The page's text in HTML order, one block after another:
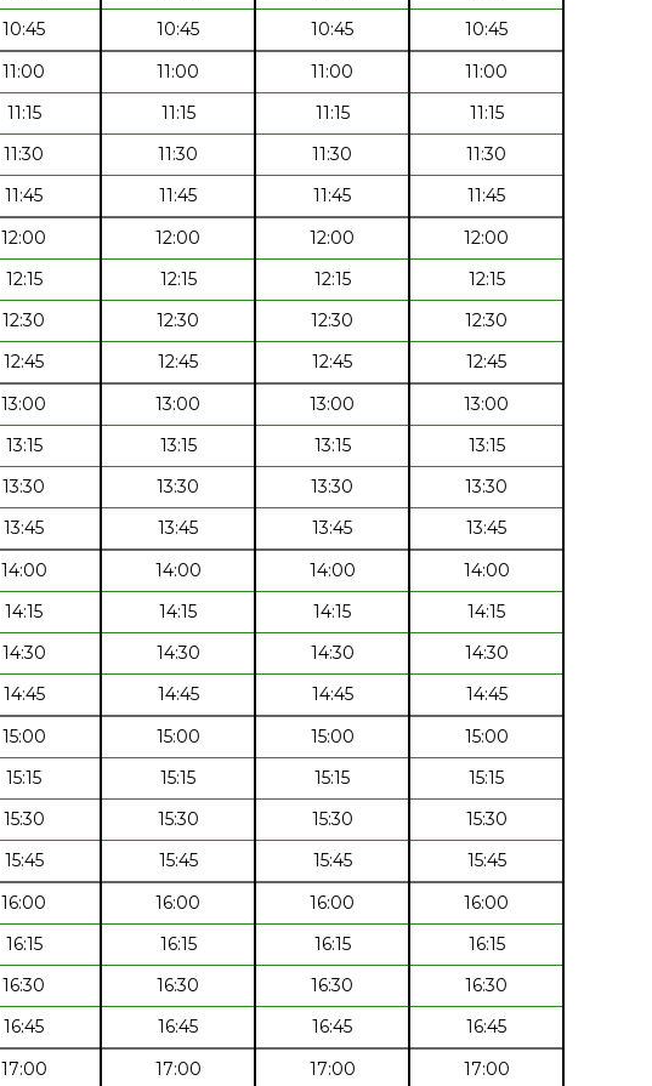
10:45 10:45 10:45
10:45
11:00 11:00 11:00
11:00
11:15 11:15 11:15
11:15
11:30 11:30 11:30
11:30
11:45 11:45 11:45
11:45
12:00 12:00 12:00
12:00
12:15 12:15 12:15
12:15
12:30 12:30 12:30
12:30
12:45 12:45 12:45
12:45
13:00 13:00 13:00
13:00
13:15 13:15 13:15
13:15
13:30 13:30 13:30
13:30
13:45 13:45 13:45
13:45
14:00 14:00 14:00
14:00
14:15 14:15 14:15
14:15
14:30 14:30 14:30
14:30
14:45 14:45 14:45
14:45
15:00 15:00 15:00
15:00
15:15 15:15 15:15
15:15
15:30 15:30 15:30
15:30
15:45 15:45 15:45
15:45
16:00 16:00 16:00
16:00
16:15 16:15 16:15
16:15
16:30 16:30 16:30
16:30
16:45 16:45 16:45
16:45
17:00 17:00 17:00
17:00